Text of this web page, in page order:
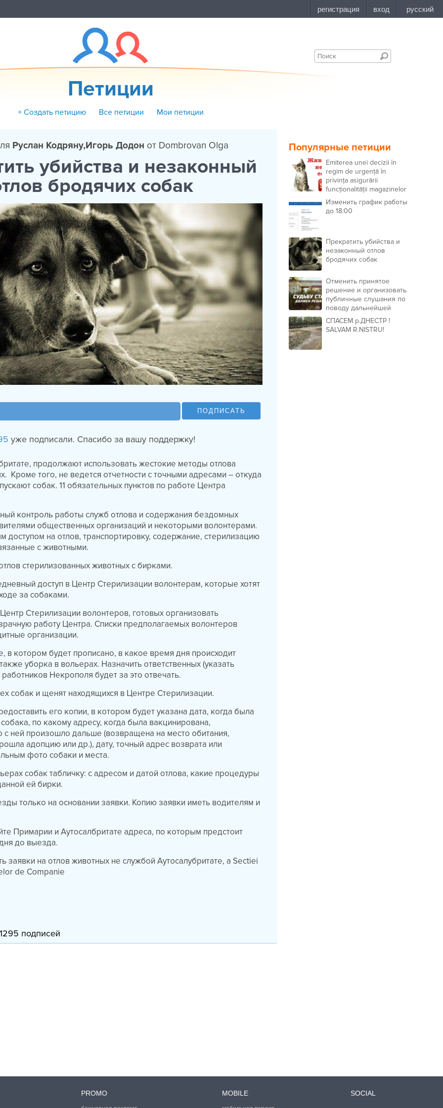
Петиции
+ Создать петицию Все петиции Мои петиции
Руслан Кодряну,Игорь Додон от Dombrovan Olga
убийства и незаконный
бродячих собак
ПОДПИСАТЬ
уже подписали. Спасибо за вашу поддержку!
продолжают использовать жестокие методы отлова
Кроме того, не ведется отчетности с точными адресами – откуда
собак. 11 обязательных пунктов по работе Центра
контроль работы служб отлова и содержания бездомных
общественных организаций и некоторыми волонтерами.
доступом на отлов, транспортировку, содержание, стерилизацию
с животными.
стерилизованных животных с бирками.
доступ в Центр Стерилизации волонтерам, которые хотят
за собаками.
Стерилизации волонтеров, готовых организовать
работу Центра. Списки предполагаемых волонтеров
организации.
в котором будет прописано, в какое время дня происходит
уборка в вольерах. Назначить ответственных (указать
Некрополя будет за это отвечать.
собак и щенят находящихся в Центре Стерилизации.
его копии, в котором будет указана дата, когда была
по какому адресу, когда была вакцинирована,
с ней произошло дальше (возвращена на место обитания,
адопцию или др.), дату, точный адрес возврата или
фото собаки и места.
собак табличку: с адресом и датой отлова, какие процедуры
ей бирки.
только на основании заявки. Копию заявки иметь водителям и
Примарии и Аутосалбритате адреса, по которым предстоит
до выезда.
заявки на отлов животных не службой Аутосалубритате, а Sectiei
de Companie
1295 подписей
Популярные петиции
Emiterea unei decizii în
regim de urgență în
privința asigurării
funcționalității magazinelor
cu produse alimentare
destinate animalelor și
păsărilor de companie.
Изменить график работы
до 18:00
Прекратить убийства и
незаконный отлов
бродячих собак
Отменить принятое
решение и организовать
публичные слушания по
поводу дальнейшей
судьбы
Республиканского
Стадиона.
СПАСЕМ р.ДНЕСТР !
SALVAM R.NISTRU!
PROMO MOBILE SOCIAL